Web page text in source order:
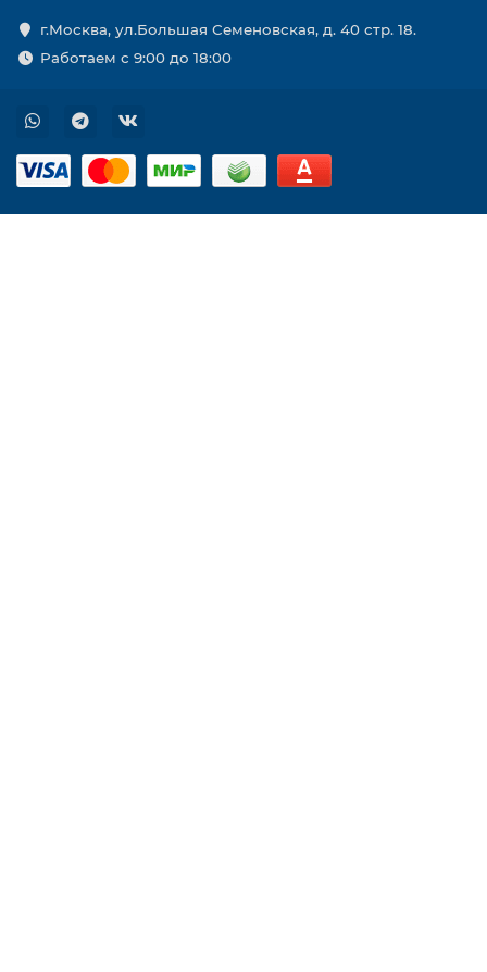
г.Москва, ул.Большая Семеновская, д. 40 стр. 18.
Работаем с 9:00 до 18:00